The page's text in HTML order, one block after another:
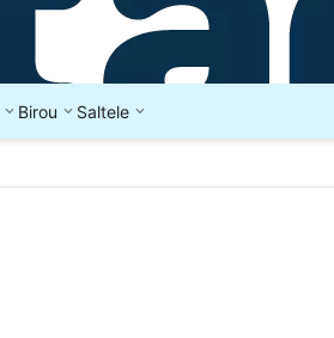
Birou Saltele